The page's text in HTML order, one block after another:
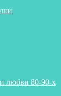
любви 80-90-х